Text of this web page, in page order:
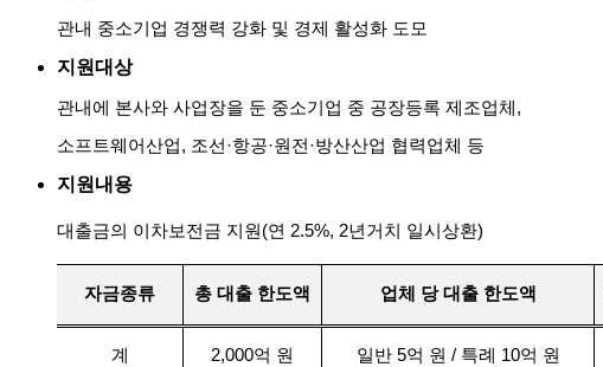
관내 중소기업 경쟁력 강화 및 경제 활성화 도모
지원대상
관내에 본사와 사업장을 둔 중소기업 중 공장등록 제조업체 ,
소프트웨어산업, 조선 ·항공·원전 ·방산산업 협력업체 등
지원내용
대출금의 이차보전금 지원 (연 2.5%, 2년거치 일시상환)
자금종류 총 대출 한도액 업체 당 대출 한도액
계 2,000억 원 일반 5억 원 / 특례 10억 원